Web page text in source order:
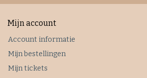
Mijn account
Account informatie
Mijn bestellingen
Mijn tickets